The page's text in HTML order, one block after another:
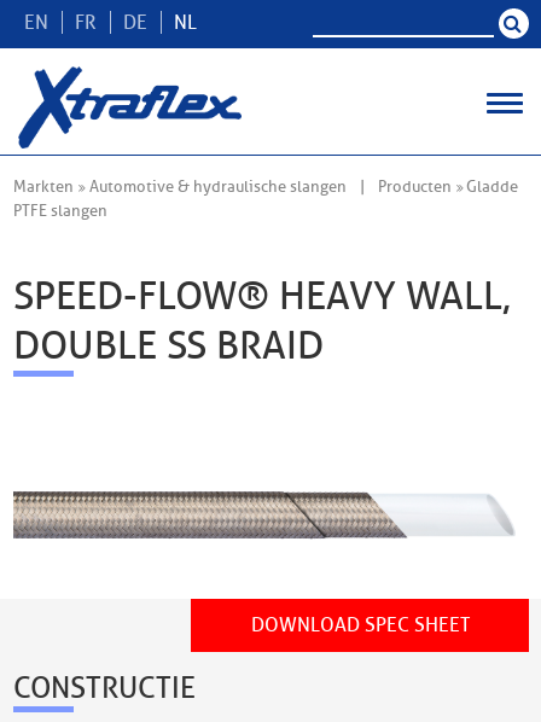
EN FR DE NL
Markten Automotive & hydraulische slangen Producten
Gladde
PTFE slangen
SPEED-FLOW® HEAVY WALL,
DOUBLE SS BRAID
DOWNLOAD SPEC SHEET
CONSTRUCTIE